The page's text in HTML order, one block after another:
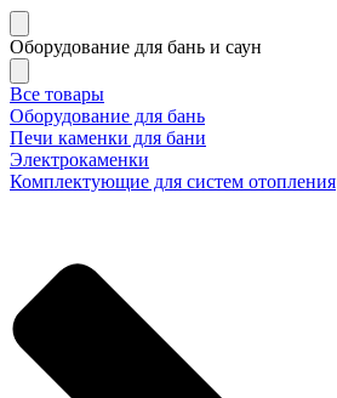
Оборудование для бань и саун
Все товары
Оборудование для бань
Печи каменки для бани
Электрокаменки
Комплектующие для систем отопления